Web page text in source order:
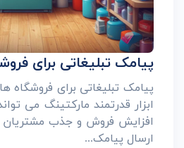
پیامک تبلیغاتی برای
پیامک تبلیغاتی برای فروشگاه
ابزار قدرتمند مارکتینگ می
افزایش فروش و جذب مشتریان
ارسال پیامک...